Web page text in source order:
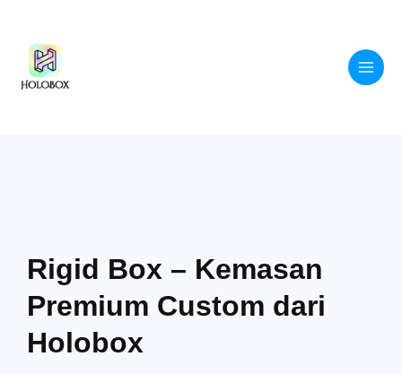
content
Rigid Box – Kemasan
Premium Custom dari
Holobox